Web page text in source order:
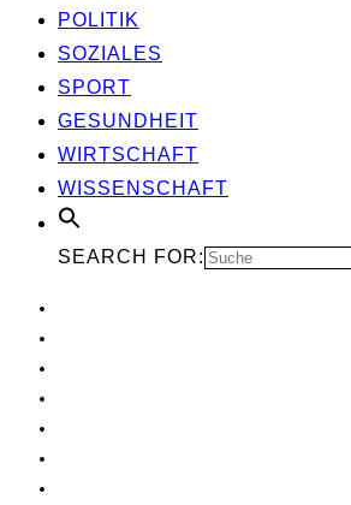
POLI­TIK
SOZIA­LES
SPORT
GESUND­HEIT
WIRT­SCHAFT
WIS­SEN­SCHAFT
SEARCH FOR: